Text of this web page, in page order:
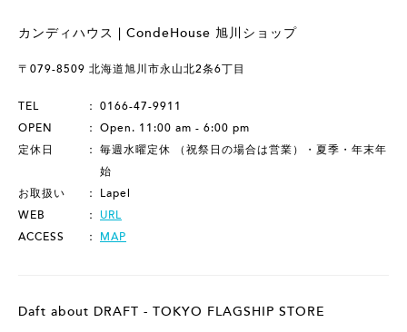
カンディハウス | CondeHouse 旭川ショップ
〒079-8509 北海道旭川市永山北2条6丁目
TEL
0166-47-9911
OPEN
Open. 11:00 am - 6:00 pm
定休日
毎週水曜定休 （祝祭日の場合は営業）・夏季・年末年
始
お取扱い
Lapel
WEB
URL
ACCESS
MAP
Daft about DRAFT - TOKYO FLAGSHIP STORE